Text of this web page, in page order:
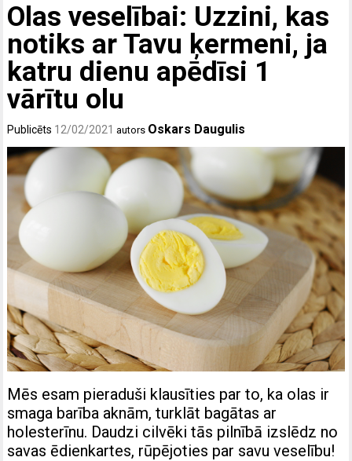
Olas veselībai: Uzzini, kas
notiks ar Tavu ķermeni, ja
katru dienu apēdīsi 1
vārītu olu
Publicēts 12/02/2021 autors Oskars Daugulis
Mēs esam pieraduši klausīties par to, ka olas ir
smaga barība aknām, turklāt bagātas ar
holesterīnu. Daudzi cilvēki tās pilnībā izslēdz no
savas ēdienkartes, rūpējoties par savu veselību!